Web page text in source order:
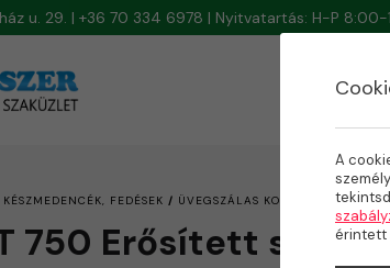
u. 29. | +36 70 334 6978 | Nyitvatartás: H-P
KÉSZMEDENCÉK, FEDÉSEK / ÜVEGSZÁLAS KOMPOZIT
750 Erősített
A
érintett